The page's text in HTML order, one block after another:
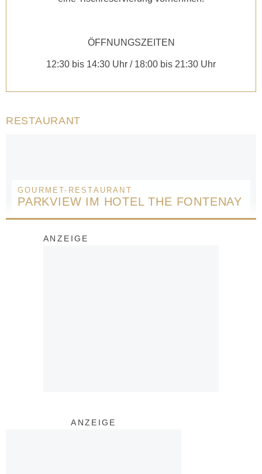
ÖFFNUNGSZEITEN
12:30 bis 14:30 Uhr / 18:00 bis 21:30 Uhr
RESTAURANT
GOURMET-RESTAURANT
PARKVIEW IM HOTEL THE FONTENAY
ANZEIGE
ANZEIGE